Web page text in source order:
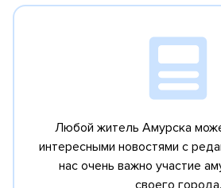
Любой житель Амурска
интересными новостями с
нас очень важно участие
своего города.